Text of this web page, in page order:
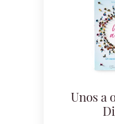
Unos a